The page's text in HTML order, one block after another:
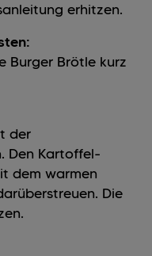
erhitzen.
Burger Brötle kurz
der
Den Kartoffel-
dem warmen
Die